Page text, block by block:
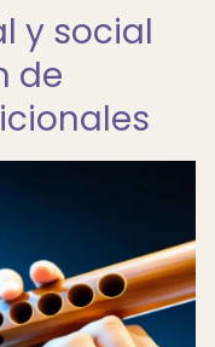
y social
de